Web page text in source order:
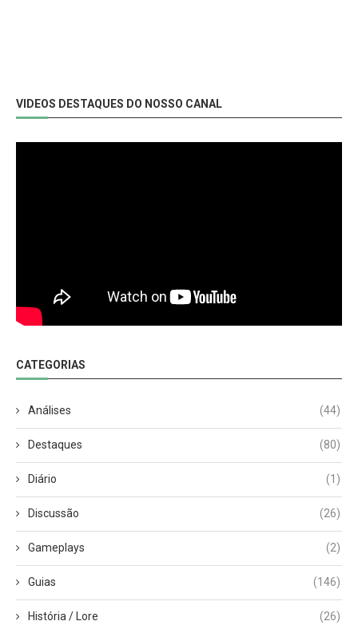
VIDEOS DESTAQUES DO NOSSO CANAL
CATEGORIAS
Análises (44)
Destaques (80)
Diário (1)
Discussão (26)
Gameplays (2)
Guias (146)
História / Lore (26)